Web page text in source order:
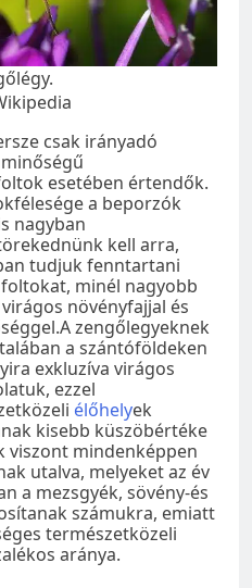
csak irányadó
esetében értendők.
a beporzók
nagyban
kell arra,
tudjuk fenntartani
foltokat, minél nagyobb
növényfajjal és
zengőlegyeknek
a szántóföldeken
exkluzíva virágos
ezzel
élőhelyek
kisebb küszöbértéke
viszont mindenképpen
utalva, melyeket az év
a mezsgyék, sövény-és
számukra, emiatt
természetközeli
aránya.